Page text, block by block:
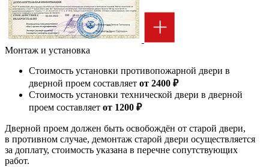
Монтаж и установка
Стоимость установки противопожарной двери в
дверной проем составляет от 2400 ₽
Стоимость установки технической двери в дверной
проем составляет от 1200 ₽
Дверной проем должен быть освобождён от старой двери,
в противном случае, демонтаж старой двери осуществляется
за доплату, стоимость указана в перечне сопутствующих
работ.